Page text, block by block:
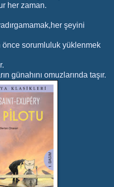
her zaman.
şeyini
sorumluluk yüklenmek
günahını omuzlarında taşır.